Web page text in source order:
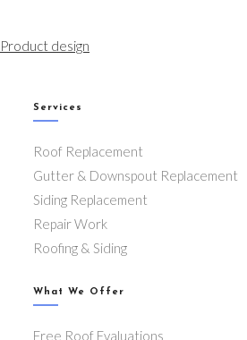
Product design
Services
Roof Replacement
Gutter & Downspout Replacement
Siding Replacement
Repair Work
Roofing & Siding
What We Offer
Free Roof Evaluations